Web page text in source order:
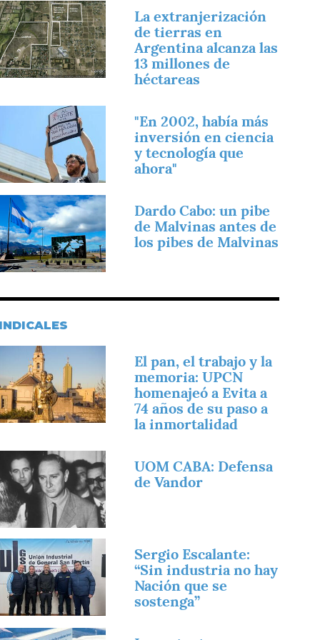
La extranjerización
de tierras en
Argentina alcanza las
13 millones de
héctareas
"En 2002, había más
inversión en ciencia
y tecnología que
ahora"
Dardo Cabo: un pibe
de Malvinas antes de
los pibes de Malvinas
El pan, el trabajo y la
memoria: UPCN
homenajeó a Evita a
74 años de su paso a
la inmortalidad
UOM CABA: Defensa
de Vandor
Sergio Escalante:
“Sin industria no hay
Nación que se
sostenga”